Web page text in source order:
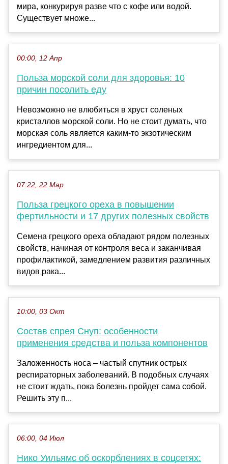
мира, конкурируя разве что с кофе или водой.
Существует множе...
00:00, 12 Апр
Польза морской соли для здоровья: 10
причин посолить еду
Невозможно не влюбиться в хруст соленых
кристаллов морской соли. Но не стоит думать, что
морская соль является каким-то экзотическим
ингредиентом для...
07:22, 22 Мар
Польза грецкого ореха в повышении
фертильности и 17 других полезных свойств
Семена грецкого ореха обладают рядом полезных
свойств, начиная от контроля веса и заканчивая
профилактикой, замедлением развития различных
видов рака...
10:00, 03 Окт
Состав спрея Снуп: особенности
применения средства и польза компонентов
Заложенность носа – частый спутник острых
респираторных заболеваний. В подобных случаях
не стоит ждать, пока болезнь пройдет сама собой.
Решить эту п...
06:00, 04 Июл
Нико Уильямс об оскорблениях в соцсетях: